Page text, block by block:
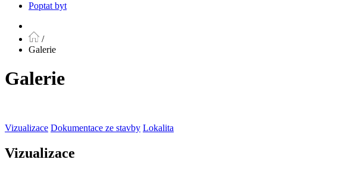
Poptat byt
/
Galerie
Galerie
Vizualizace Dokumentace ze stavby Lokalita
Vizualizace